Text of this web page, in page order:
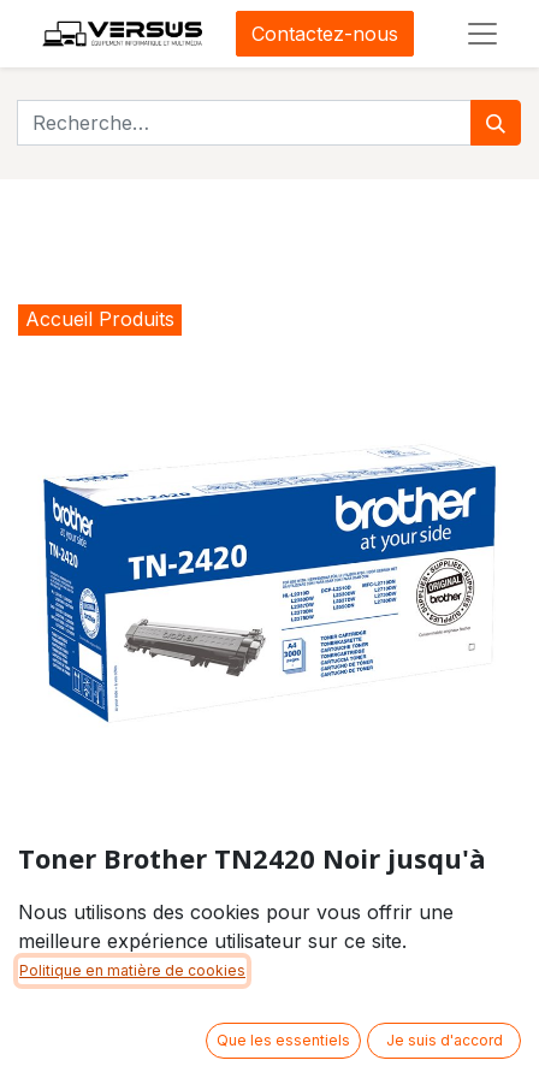
Contactez-nous
Accueil Produits
Toner Brother TN2420 Noir jusqu'à
99,00€
Disponible en magasin *
Nous utilisons des cookies pour vous offrir une
meilleure expérience utilisateur sur ce site.
Politique en matière de cookies
Que les essentiels Je suis d'accord